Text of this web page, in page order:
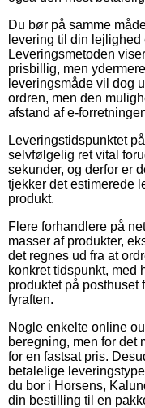
Du bør på samme
levering til din
Leveringsmetoden
prisbillig, men
leveringsmåde vil dog
ordren, men den
afstand af e-
Leveringstidspunktet
selvfølgelig ret vital
sekunder, og derfor er
tjekker det estimerede
produkt.
Flere forhandlere på
masser af produkter,
det regnes ud fra at
konkret tidspunkt, med
produktet på posthuset
fyraften.
Nogle enkelte online
beregning, men for det
for en fastsat pris.
betalelige
du bor i Horsens,
din bestilling til en